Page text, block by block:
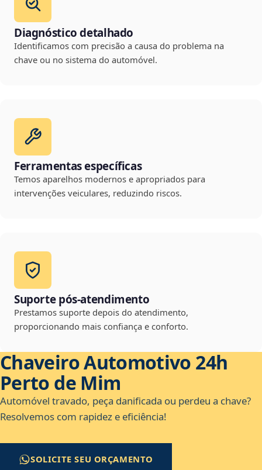
Diagnóstico detalhado
Identificamos com precisão a causa do problema na
chave ou no sistema do automóvel.
Ferramentas específicas
Temos aparelhos modernos e apropriados para
intervenções veiculares, reduzindo riscos.
Suporte pós-atendimento
Prestamos suporte depois do atendimento,
proporcionando mais confiança e conforto.
Chaveiro Automotivo 24h
Perto de Mim
Automóvel travado, peça danificada ou perdeu a chave?
Resolvemos com rapidez e eficiência!
SOLICITE SEU ORÇAMENTO